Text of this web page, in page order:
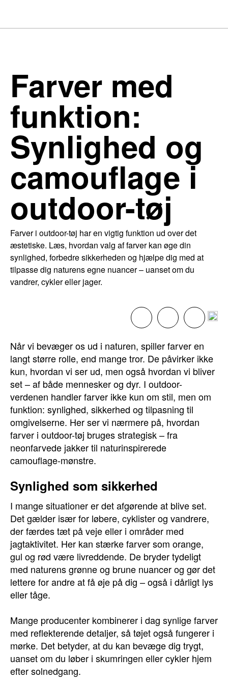
Farver med
funktion:
Synlighed og
camouflage i
outdoor-tøj
Farver i outdoor-tøj har en vigtig funktion ud over det
æstetiske. Læs, hvordan valg af farver kan øge din
synlighed, forbedre sikkerheden og hjælpe dig med at
tilpasse dig naturens egne nuancer – uanset om du
vandrer, cykler eller jager.
Når vi bevæger os ud i naturen, spiller farver en
langt større rolle, end mange tror. De påvirker ikke
kun, hvordan vi ser ud, men også hvordan vi bliver
set – af både mennesker og dyr. I outdoor-
verdenen handler farver ikke kun om stil, men om
funktion: synlighed, sikkerhed og tilpasning til
omgivelserne. Her ser vi nærmere på, hvordan
farver i outdoor-tøj bruges strategisk – fra
neonfarvede jakker til naturinspirerede
camouflage-mønstre.
Synlighed som sikkerhed
I mange situationer er det afgørende at blive set.
Det gælder især for løbere, cyklister og vandrere,
der færdes tæt på veje eller i områder med
jagtaktivitet. Her kan stærke farver som orange,
gul og rød være livreddende. De bryder tydeligt
med naturens grønne og brune nuancer og gør det
lettere for andre at få øje på dig – også i dårligt lys
eller tåge.
Mange producenter kombinerer i dag synlige farver
med reflekterende detaljer, så tøjet også fungerer i
mørke. Det betyder, at du kan bevæge dig trygt,
uanset om du løber i skumringen eller cykler hjem
efter solnedgang.